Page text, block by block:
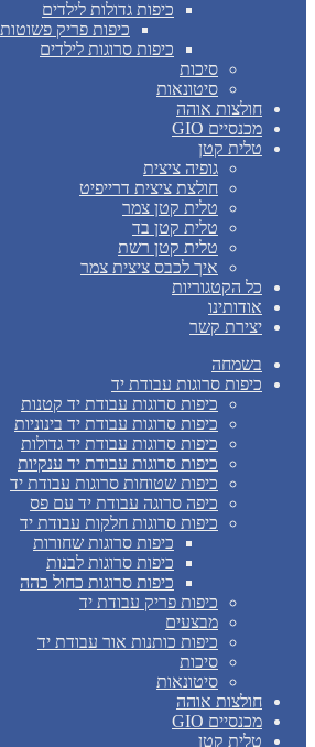
כיפות גדולות לילדים
כיפות פריק פשוטות
כיפות סרוגות לילדים
סיכות
סיטונאות
חולצות אוהה
מכנסיים GIO
טלית קטן
גופיה ציצית
חולצת ציצית דרייפיט
טלית קטן צמר
טלית קטן בד
טלית קטן רשת
איך לכבס ציצית צמר
כל הקטגוריות
אודותינו
יצירת קשר
בשמחה
כיפות סרוגות עבודת יד
כיפות סרוגות עבודת יד קטנות
כיפות סרוגות עבודת יד בינוניות
כיפות סרוגות עבודת יד גדולות
כיפות סרוגות עבודת יד ענקיות
כיפות שטוחות סרוגות עבודת יד
כיפה סרוגה עבודת יד עם פס
כיפות סרוגות חלקות עבודת יד
כיפות סרוגות שחורות
כיפות סרוגות לבנות
כיפות סרוגות כחול כהה
כיפות פריק עבודת יד
מבצעים
כיפות כותנות אור עבודת יד
סיכות
סיטונאות
חולצות אוהה
מכנסיים GIO
טלית קטן